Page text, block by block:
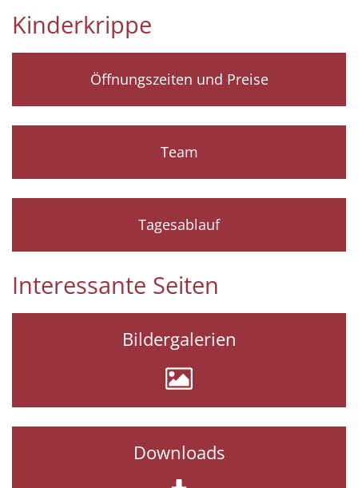
Kinderkrippe
Öffnungszeiten und Preise
Team
Tagesablauf
Interessante Seiten
Bildergalerien
Downloads